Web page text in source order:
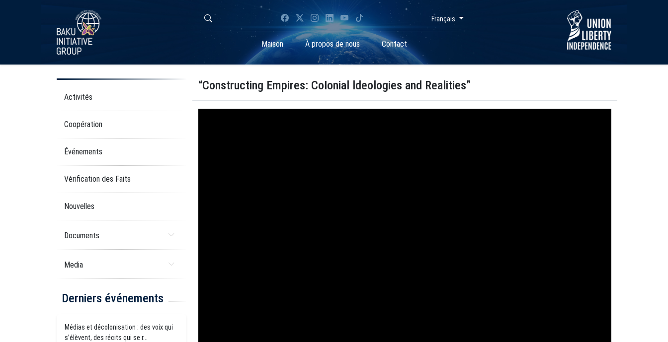
Français
Maison À propos de nous Contact
Activités
Coopération
Événements
Vérification des Faits
Nouvelles
Documents
Media
Derniers événements
Médias et décolonisation : des voix qui
s’élèvent, des récits qui se r...
“Constructing Empires: CoIonial ldeologies and Realities”